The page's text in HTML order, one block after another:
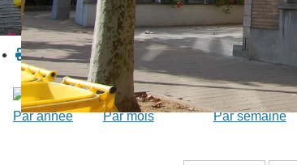
Par année Par mois Par semaine